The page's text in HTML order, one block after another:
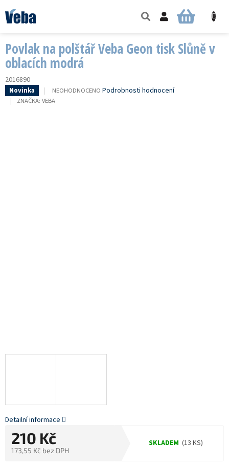
na
obsah
NÁKUPNÍ
Povlak na polštář Veba Geon tisk Slůně v
oblacích modrá
2016890
Novinka
PRŮMĚRNÉ
HODNOCENÍ
NEOHODNOCENO Podrobnosti hodnocení
ZNAČKA: VEBA
210 Kč
173,55 Kč bez DPH
SKLADEM (13 KS)
Detailní informace